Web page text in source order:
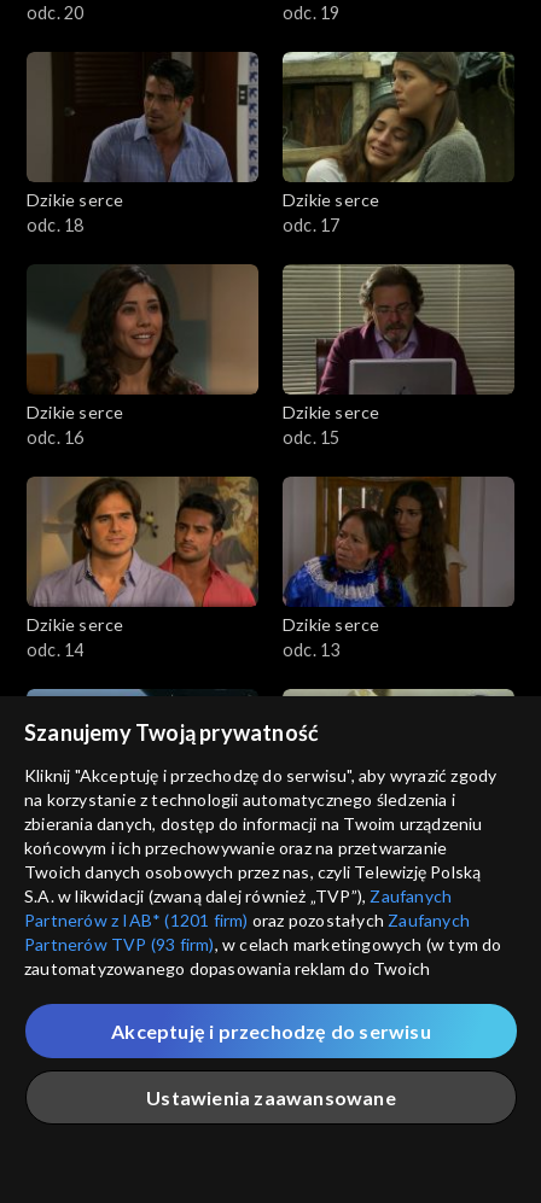
odc. 20
odc. 19
Dzikie serce
odc. 18
Dzikie serce
odc. 17
Dzikie serce
odc. 16
Dzikie serce
odc. 15
Dzikie serce
odc. 14
Dzikie serce
odc. 13
Dzikie serce
odc. 12
Dzikie serce
odc. 11
Dzikie serce
odc. 10
Dzikie serce
odc. 9
Szanujemy Twoją prywatność
Kliknij "Akceptuję i przechodzę do serwisu", aby wyrazić zgody
na korzystanie z technologii automatycznego śledzenia i
zbierania danych, dostęp do informacji na Twoim urządzeniu
końcowym i ich przechowywanie oraz na przetwarzanie
Twoich danych osobowych przez nas, czyli Telewizję Polską
S.A. w likwidacji (zwaną dalej również „TVP”), Zaufanych
Partnerów z IAB* (1201 firm) oraz pozostałych Zaufanych
Partnerów TVP (93 firm), w celach marketingowych (w tym do
zautomatyzowanego dopasowania reklam do Twoich
które wskazujemy poniżej, a także zgody na udostępnianie
przez nas identyfikatora PPID do Google.
Twoje dane osobowe zbierane podczas odwiedzania przez
Ciebie naszych
poszczególnych serwisówzwanych dalej
„Portalem”, w tym informacje zapisywane za pomocą
Ustawienia zaawansowane
Akceptuję i przechodzę do serwisu